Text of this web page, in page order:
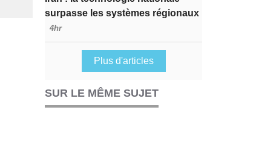
surpasse les systèmes régionaux
4hr
Plus d'articles
SUR LE MÊME SUJET